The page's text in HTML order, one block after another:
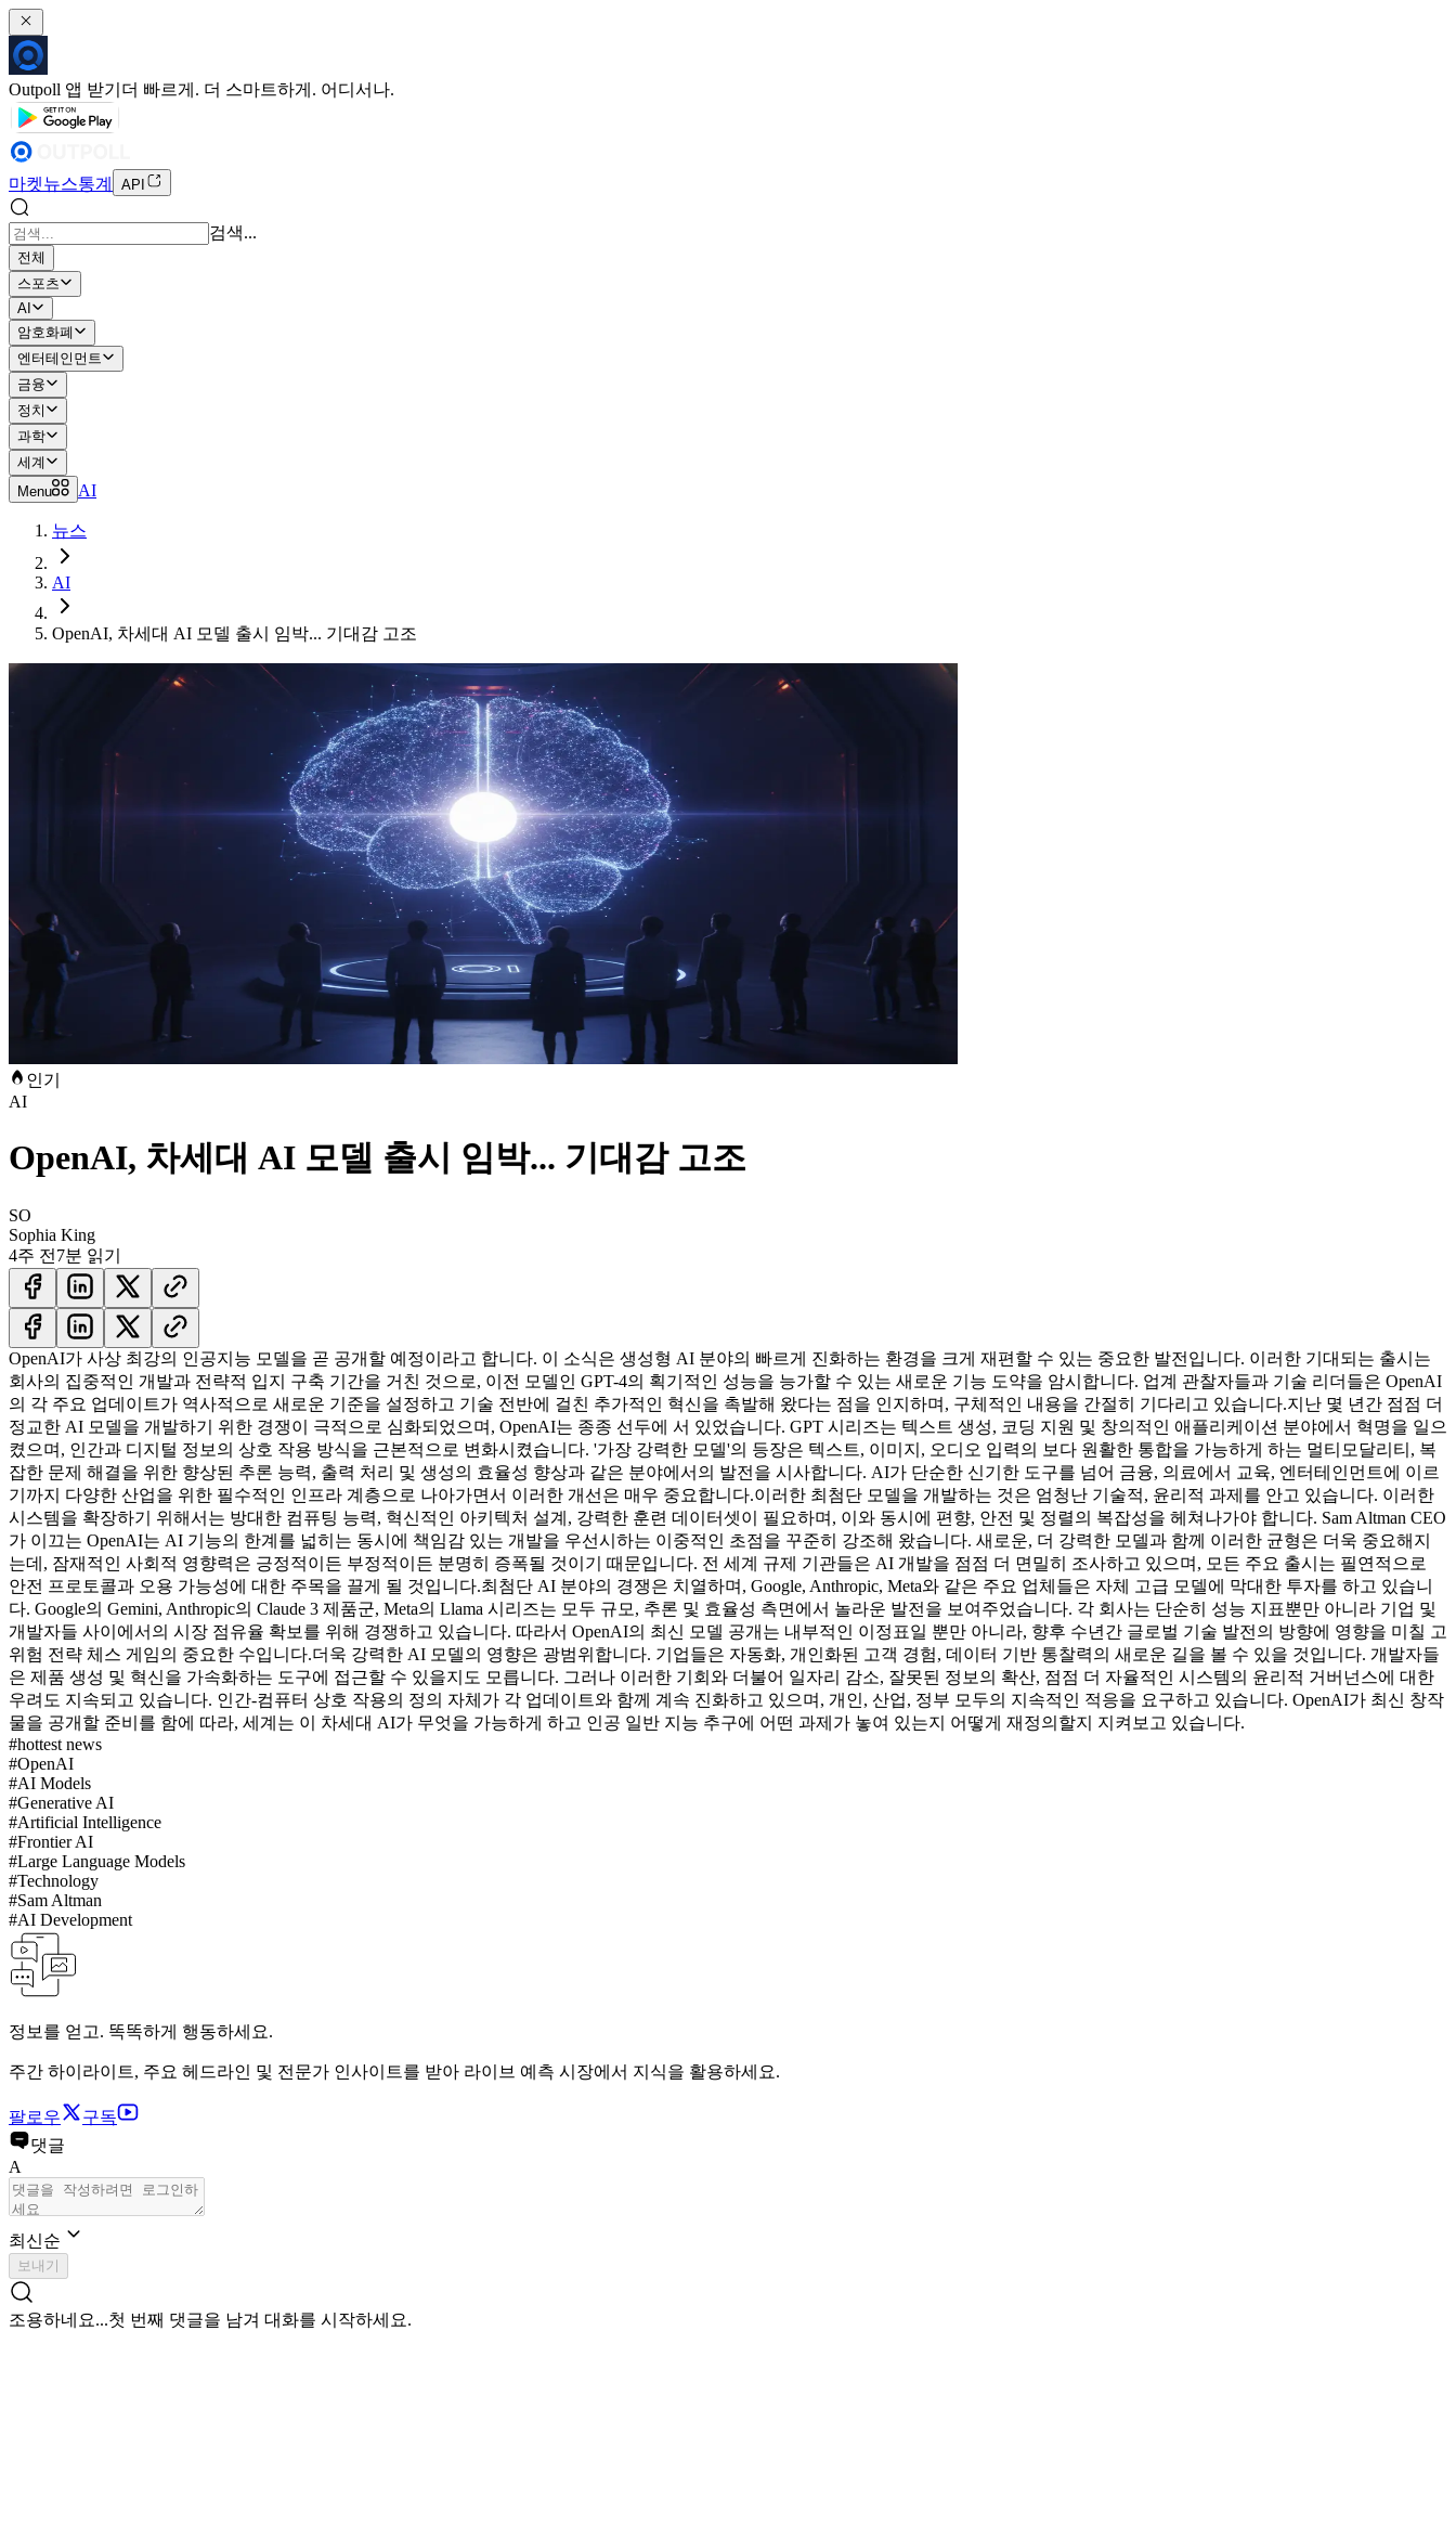
Outpoll 앱 받기 더 빠르게. 더 스마트하게. 어디서나.
마켓뉴스통계 API
검색...
전체
스포츠
AI
암호화폐
엔터테인먼트
금융
정치
과학
세계
Menu
AI
뉴스
AI
OpenAI, 차세대 AI 모델 출시 임박... 기대감 고조
인기
AI
OpenAI, 차세대 AI 모델 출시 임박... 기대감 고조
SO
Sophia King
4주 전 7분 읽기
OpenAI가 사상 최강의 인공지능 모델을 곧 공개할 예정이라고 합니다. 이 소식은 생성형 AI 분야의 빠르게 진화하는 환경을 크게 재편할 수 있는 중요한 발전입니다. 이러한 기대되는 출시는
회사의 집중적인 개발과 전략적 입지 구축 기간을 거친 것으로, 이전 모델인 GPT-4의 획기적인 성능을 능가할 수 있는 새로운 기능 도약을 암시합니다. 업계 관찰자들과 기술 리더들은 OpenAI
의 각 주요 업데이트가 역사적으로 새로운 기준을 설정하고 기술 전반에 걸친 추가적인 혁신을 촉발해 왔다는 점을 인지하며, 구체적인 내용을 간절히 기다리고 있습니다.지난 몇 년간 점점 더
정교한 AI 모델을 개발하기 위한 경쟁이 극적으로 심화되었으며, OpenAI는 종종 선두에 서 있었습니다. GPT 시리즈는 텍스트 생성, 코딩 지원 및 창의적인 애플리케이션 분야에서 혁명을 일으
켰으며, 인간과 디지털 정보의 상호 작용 방식을 근본적으로 변화시켰습니다. '가장 강력한 모델'의 등장은 텍스트, 이미지, 오디오 입력의 보다 원활한 통합을 가능하게 하는 멀티모달리티, 복
잡한 문제 해결을 위한 향상된 추론 능력, 출력 처리 및 생성의 효율성 향상과 같은 분야에서의 발전을 시사합니다. AI가 단순한 신기한 도구를 넘어 금융, 의료에서 교육, 엔터테인먼트에 이르
기까지 다양한 산업을 위한 필수적인 인프라 계층으로 나아가면서 이러한 개선은 매우 중요합니다.이러한 최첨단 모델을 개발하는 것은 엄청난 기술적, 윤리적 과제를 안고 있습니다. 이러한
시스템을 확장하기 위해서는 방대한 컴퓨팅 능력, 혁신적인 아키텍처 설계, 강력한 훈련 데이터셋이 필요하며, 이와 동시에 편향, 안전 및 정렬의 복잡성을 헤쳐나가야 합니다. Sam Altman CEO
가 이끄는 OpenAI는 AI 기능의 한계를 넓히는 동시에 책임감 있는 개발을 우선시하는 이중적인 초점을 꾸준히 강조해 왔습니다. 새로운, 더 강력한 모델과 함께 이러한 균형은 더욱 중요해지
는데, 잠재적인 사회적 영향력은 긍정적이든 부정적이든 분명히 증폭될 것이기 때문입니다. 전 세계 규제 기관들은 AI 개발을 점점 더 면밀히 조사하고 있으며, 모든 주요 출시는 필연적으로
안전 프로토콜과 오용 가능성에 대한 주목을 끌게 될 것입니다.최첨단 AI 분야의 경쟁은 치열하며, Google, Anthropic, Meta와 같은 주요 업체들은 자체 고급 모델에 막대한 투자를 하고 있습니
다. Google의 Gemini, Anthropic의 Claude 3 제품군, Meta의 Llama 시리즈는 모두 규모, 추론 및 효율성 측면에서 놀라운 발전을 보여주었습니다. 각 회사는 단순히 성능 지표뿐만 아니라 기업 및
개발자들 사이에서의 시장 점유율 확보를 위해 경쟁하고 있습니다. 따라서 OpenAI의 최신 모델 공개는 내부적인 이정표일 뿐만 아니라, 향후 수년간 글로벌 기술 발전의 방향에 영향을 미칠 고
위험 전략 체스 게임의 중요한 수입니다.더욱 강력한 AI 모델의 영향은 광범위합니다. 기업들은 자동화, 개인화된 고객 경험, 데이터 기반 통찰력의 새로운 길을 볼 수 있을 것입니다. 개발자들
은 제품 생성 및 혁신을 가속화하는 도구에 접근할 수 있을지도 모릅니다. 그러나 이러한 기회와 더불어 일자리 감소, 잘못된 정보의 확산, 점점 더 자율적인 시스템의 윤리적 거버넌스에 대한
우려도 지속되고 있습니다. 인간-컴퓨터 상호 작용의 정의 자체가 각 업데이트와 함께 계속 진화하고 있으며, 개인, 산업, 정부 모두의 지속적인 적응을 요구하고 있습니다. OpenAI가 최신 창작
물을 공개할 준비를 함에 따라, 세계는 이 차세대 AI가 무엇을 가능하게 하고 인공 일반 지능 추구에 어떤 과제가 놓여 있는지 어떻게 재정의할지 지켜보고 있습니다.
#hottest news
#OpenAI
#AI Models
#Generative AI
#Artificial Intelligence
#Frontier AI
#Large Language Models
#Technology
#Sam Altman
#AI Development
정보를 얻고. 똑똑하게 행동하세요.
주간 하이라이트, 주요 헤드라인 및 전문가 인사이트를 받아 라이브 예측 시장에서 지식을 활용하세요.
팔로우
구독
댓글
A
최신순
보내기
조용하네요...첫 번째 댓글을 남겨 대화를 시작하세요.